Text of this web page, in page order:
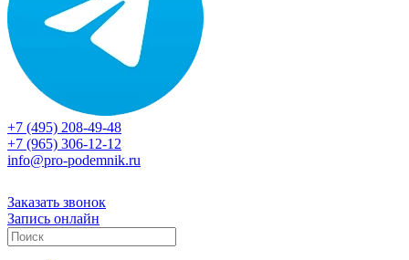
+7 (495) 208-49-48
+7 (965) 306-12-12
info@pro-podemnik.ru
Заказать звонок
Запись онлайн